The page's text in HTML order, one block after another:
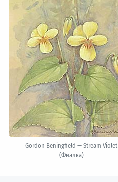
Gordon Beningfield — Stream Violet
(Фиалка)